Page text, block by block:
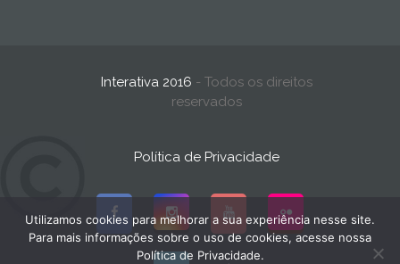
Interativa 2016 - Todos os direitos
reservados
Política de Privacidade
Utilizamos cookies para melhorar a sua experiência nesse site.
Para mais informações sobre o uso de cookies, acesse nossa
Política de Privacidade.